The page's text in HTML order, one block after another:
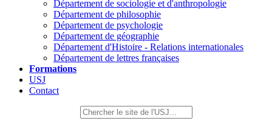
Département de sociologie et d'anthropologie
Département de philosophie
Département de psychologie
Département de géographie
Département d'Histoire - Relations internationales
Département de lettres françaises
Formations
USJ
Contact